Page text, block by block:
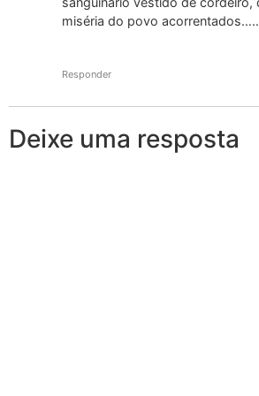
miséria do povo
Responder
Deixe uma resposta